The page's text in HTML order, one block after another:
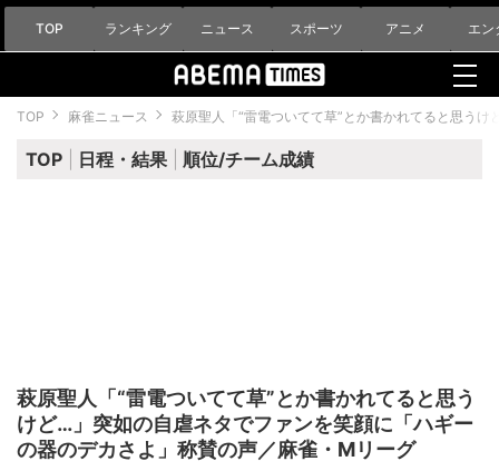
TOP ランキング ニュース スポーツ アニメ エン
TOP 麻雀ニュース 萩原聖人「“雷電ついてて草”とか書かれてると思う
TOP 日程・結果 順位/チーム成績
萩原聖人「“雷電ついてて草”とか書かれてると思う
けど…」突如の自虐ネタでファンを笑顔に「ハギー
の器のデカさよ」称賛の声／麻雀・Mリーグ